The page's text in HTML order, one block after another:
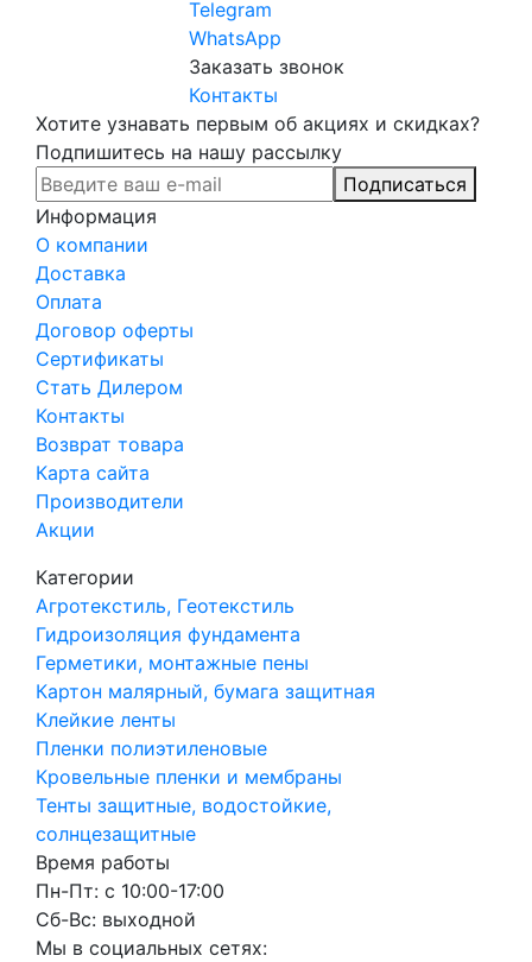
Telegram
WhatsApp
Заказать звонок
Контакты
Хотите узнавать первым об акциях и скидках?
Подпишитесь на нашу рассылку
Подписаться
Информация
О компании
Доставка
Оплата
Договор оферты
Сертификаты
Стать Дилером
Контакты
Возврат товара
Карта сайта
Производители
Акции
Категории
Агротекстиль, Геотекстиль
Гидроизоляция фундамента
Герметики, монтажные пены
Картон малярный, бумага защитная
Клейкие ленты
Пленки полиэтиленовые
Кровельные пленки и мембраны
Тенты защитные, водостойкие,
солнцезащитные
Время работы
Пн-Пт: с 10:00-17:00
Сб-Вс: выходной
Мы в социальных сетях: